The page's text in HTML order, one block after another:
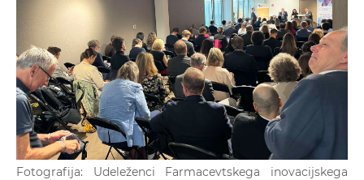
Fotografija: Udeleženci Farmacevtskega inovacijskega